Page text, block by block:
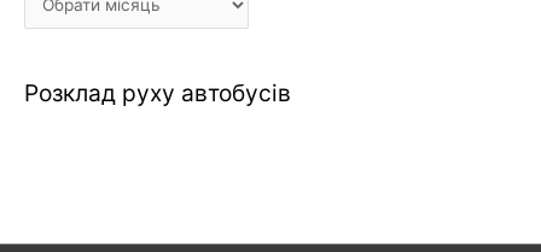
Розклад руху автобусів